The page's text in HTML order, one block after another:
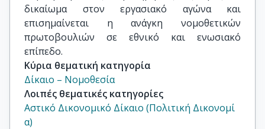
δικαίωμα στον εργασιακό αγώνα και
επισημαίνεται η ανάγκη νομοθετικών
πρωτοβουλιών σε εθνικό και ενωσιακό
επίπεδο.
Κύρια θεματική κατηγορία
Δίκαιο – Νομοθεσία
Λοιπές θεματικές κατηγορίες
Αστικό Δικονομικό Δίκαιο (Πολιτική Δικονομί
α)